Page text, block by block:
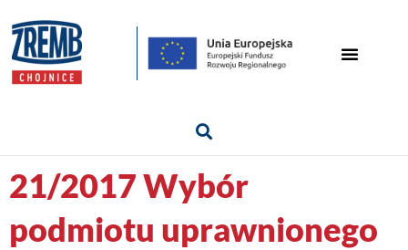
21/2017 Wybór
podmiotu uprawnionego